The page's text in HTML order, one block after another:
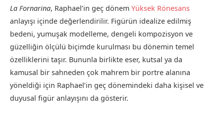
La Fornarina, Raphael’in geç dönem Yüksek Rönesans
anlayışı içinde değerlendirilir. Figürün idealize edilmiş
bedeni, yumuşak modelleme, dengeli kompozisyon ve
güzelliğin ölçülü biçimde kurulması bu dönemin temel
özelliklerini taşır. Bununla birlikte eser, kutsal ya da
kamusal bir sahneden çok mahrem bir portre alanına
yöneldiği için Raphael’in geç dönemindeki daha kişisel ve
duyusal figür anlayışını da gösterir.